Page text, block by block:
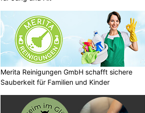
Merita Reinigungen GmbH schafft sichere
Sauberkeit für Familien und Kinder